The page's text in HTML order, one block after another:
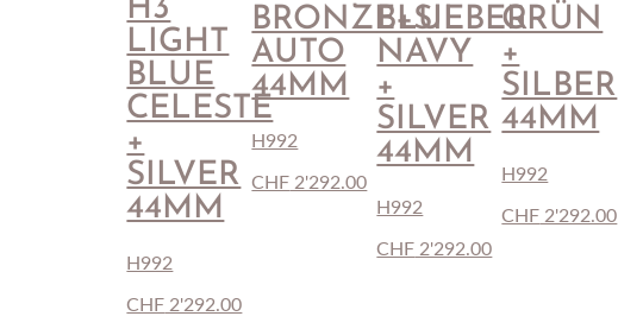
H3
LIGHT
BLUE
CELESTE
+
SILVER
44MM
H992
CHF 2'292.00
BRONZE+SILBER
AUTO
44MM
H992
CHF 2'292.00
BLUE
NAVY
+
SILVER
44MM
H992
CHF 2'292.00
GRÜN
+
SILBER
44MM
H992
CHF 2'292.00